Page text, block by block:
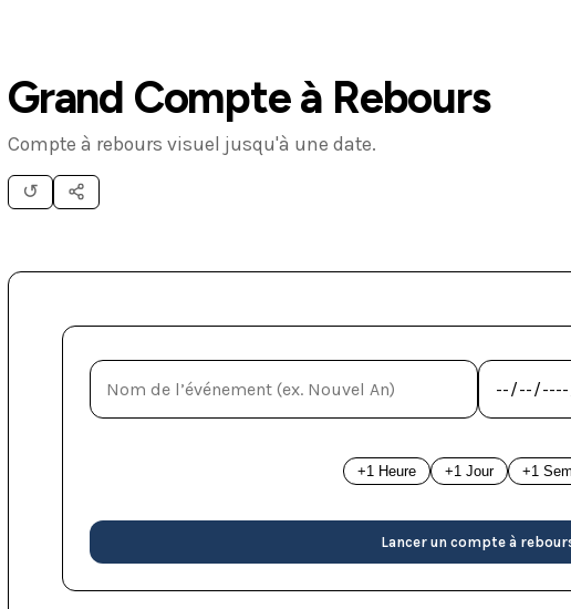
Grand Compte à Rebours
Compte à rebours visuel jusqu'à une date.
↺
+1 Heure +1 Jour +1
Lancer un compte à